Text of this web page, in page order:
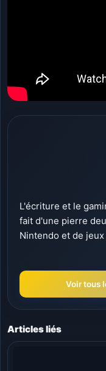
L'écriture et le
fait d'une pierre
Nintendo et de jeux
Voir tous
Articles liés